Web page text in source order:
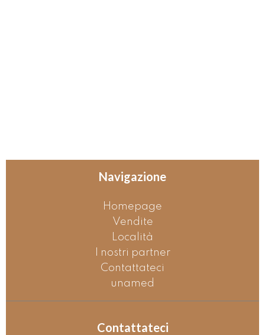
Navigazione
Homepage
Vendite
Località
I nostri partner
Contattateci
unamed
Contattateci